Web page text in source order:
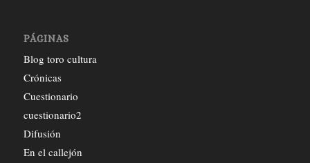
PÁGINAS
Blog toro cultura
Crónicas
Cuestionario
cuestionario2
Difusión
En el callejón